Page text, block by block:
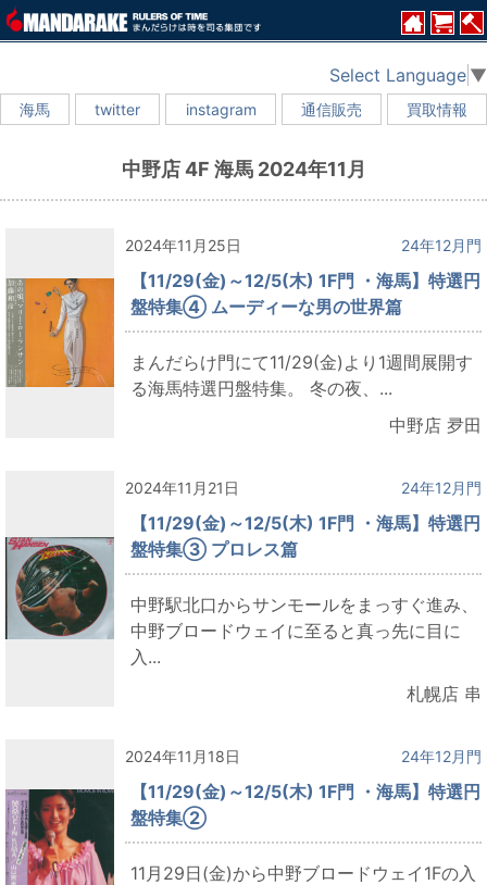
海馬 twitter instagram 通信販売 買取情報
Select Language ▼
中野店 4F 海馬 2024年11月
2024年11月25日 24年12月門
【11/29(金)～12/5(木) 1F門 ・海馬】特選円
盤特集④ ムーディーな男の世界篇
まんだらけ門にて11/29(金)より1週間展開す
る海馬特選円盤特集。 冬の夜、...
中野店 夛田
2024年11月21日 24年12月門
【11/29(金)～12/5(木) 1F門 ・海馬】特選円
盤特集③ プロレス篇
中野駅北口からサンモールをまっすぐ進み、
中野ブロードウェイに至ると真っ先に目に
入...
札幌店 串
2024年11月18日 24年12月門
【11/29(金)～12/5(木) 1F門 ・海馬】特選円
盤特集②
11月29日(金)から中野ブロードウェイ1Fの入